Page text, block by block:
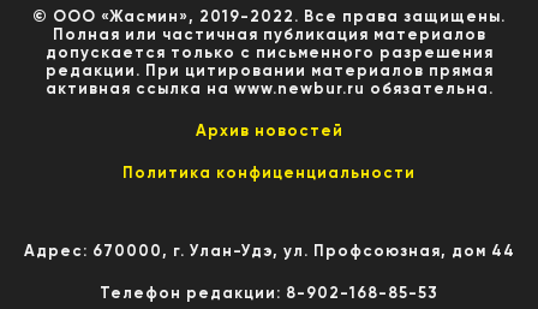
© ООО «Жасмин», 2019-2022. Все права защищены.
Полная или частичная публикация материалов
допускается только с письменного разрешения
редакции. При цитировании материалов прямая
активная ссылка на www.newbur.ru обязательна.
Архив новостей
Политика конфиценциальности
Адрес: 670000, г. Улан-Удэ, ул. Профсоюзная, дом 44
Телефон редакции: 8-902-168-85-53